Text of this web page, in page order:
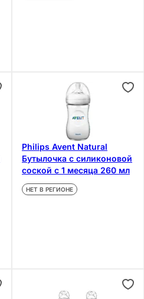
Philips Avent Natural
Бутылочка с силиконовой
соской с 1 месяца 260 мл
НЕТ В РЕГИОНЕ